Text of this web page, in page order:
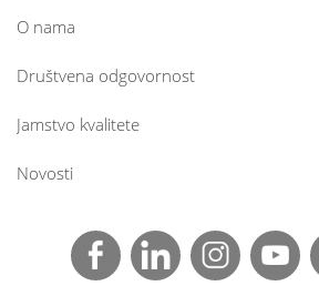
O nama
Društvena odgovornost
Jamstvo kvalitete
Novosti